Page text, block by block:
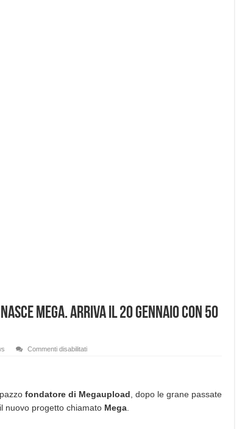
Mega. Arriva il 20 Gennaio con 50
Commenti disabilitatisu
Mega.
Arriva
il
fondatore di Megaupload , dopo le grane passate
nuovo progetto chiamato Mega.